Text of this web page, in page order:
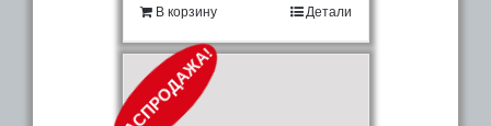
В корзину Детали
РАСПРОДАЖА!